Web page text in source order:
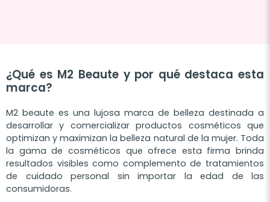
¿Qué es M2 Beaute y por qué destaca esta
marca?
M2 beaute es una lujosa marca de belleza destinada a
desarrollar y comercializar productos cosméticos que
optimizan y maximizan la belleza natural de la mujer. Toda
la gama de cosméticos que ofrece esta firma brinda
resultados visibles como complemento de tratamientos
de cuidado personal sin importar la edad de las
consumidoras.